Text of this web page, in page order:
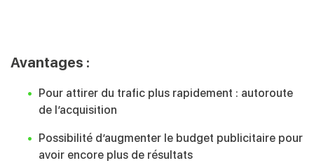
Avantages :
Pour attirer du trafic plus rapidement : autoroute
de l’acquisition
Possibilité d’augmenter le budget publicitaire pour
avoir encore plus de résultats